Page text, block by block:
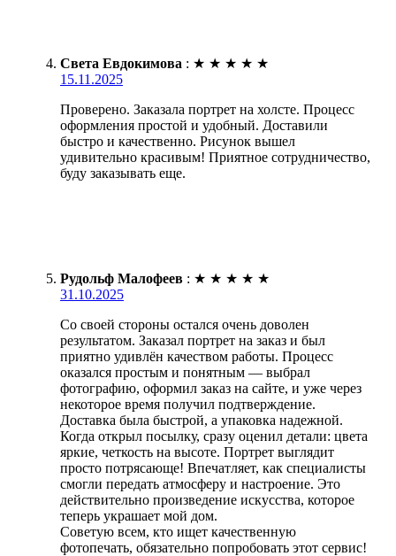
Света Евдокимова : ★ ★ ★ ★ ★
15.11.2025
Проверено. Заказала портрет на холсте. Процесс
оформления простой и удобный. Доставили
быстро и качественно. Рисунок вышел
удивительно красивым! Приятное сотрудничество,
буду заказывать еще.
Рудольф Малофеев : ★ ★ ★ ★ ★
31.10.2025
Со своей стороны остался очень доволен
результатом. Заказал портрет на заказ и был
приятно удивлён качеством работы. Процесс
оказался простым и понятным — выбрал
фотографию, оформил заказ на сайте, и уже через
некоторое время получил подтверждение.
Доставка была быстрой, а упаковка надежной.
Когда открыл посылку, сразу оценил детали: цвета
яркие, четкость на высоте. Портрет выглядит
просто потрясающе! Впечатляет, как специалисты
смогли передать атмосферу и настроение. Это
действительно произведение искусства, которое
теперь украшает мой дом.
Советую всем, кто ищет качественную
фотопечать, обязательно попробовать этот сервис!